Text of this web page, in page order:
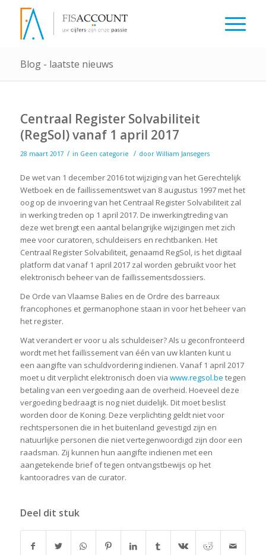
Blog - laatste nieuws
Centraal Register Solvabiliteit
(RegSol) vanaf 1 april 2017
28 maart 2017 / in Geen categorie / door William Jansegers
De wet van 1 december 2016 tot wijziging van het Gerechtelijk
Wetboek en de faillissementswet van 8 augustus 1997 met het
oog op de invoering van het Centraal Register Solvabiliteit zal
in werking treden op 1 april 2017. De inwerkingtreding van
deze wet brengt een aantal belangrijke wijzigingen met zich
mee voor curatoren, schuldeisers en rechtbanken. Het
Centraal Register Solvabiliteit, genaamd RegSol, is het digitaal
platform dat vanaf 1 april 2017 zal worden gebruikt voor het
elektronisch beheer van de faillissementsdossiers.
De Orde van Vlaamse Balies en de Ordre des barreaux
francophones et germanophone staan in voor het beheer van
het register.
Wat verandert er voor u als schuldeiser? Als u geconfronteerd
wordt met het faillissement van één van uw klanten kunt u
een aangifte van schuldvordering indienen. Vanaf 1 april 2017
moet u dit verplicht elektronisch doen via www.regsol.be tegen
betaling van een vergoeding aan de overheid. Hoeveel deze
vergoeding bedraagt is nog niet duidelijk. Dit moet beslist
worden door de Koning. Deze verplichting geldt niet voor
rechtspersonen die in het buitenland gevestigd zijn en
natuurlijke personen die niet vertegenwoordigd zijn door een
raadsman. Zij kunnen hun aangifte indienen met een
aangetekende brief of tegen ontvangstbewijs op het
kantooradres van de curator.
Deel dit stuk